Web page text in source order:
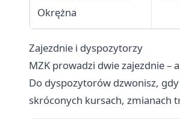
Okrężna
Zajezdnie i dyspozytorzy
MZK prowadzi dwie zajezdnie
Do dyspozytorów dzwonisz,
skróconych kursach, zmianach